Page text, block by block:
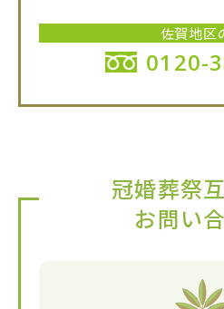
佐賀地区
0120-
冠婚葬祭
お問い